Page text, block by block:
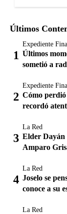
Últimos
Expediente
Últimos
sometió a
Expediente
Cómo
recordó
La Red
Elder Dayán
Amparo
La Red
Joselo se
conoce a su
La Red